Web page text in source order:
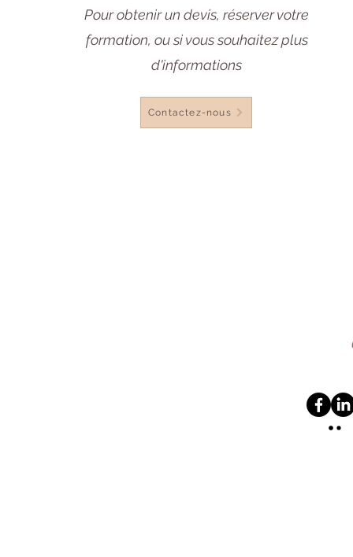
Pour obtenir un devis, réserver votre
formation, ou si vous souhaitez plus
d'informations
Contactez-nous